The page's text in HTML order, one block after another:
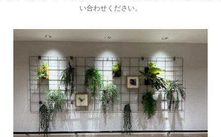
い合わせください。